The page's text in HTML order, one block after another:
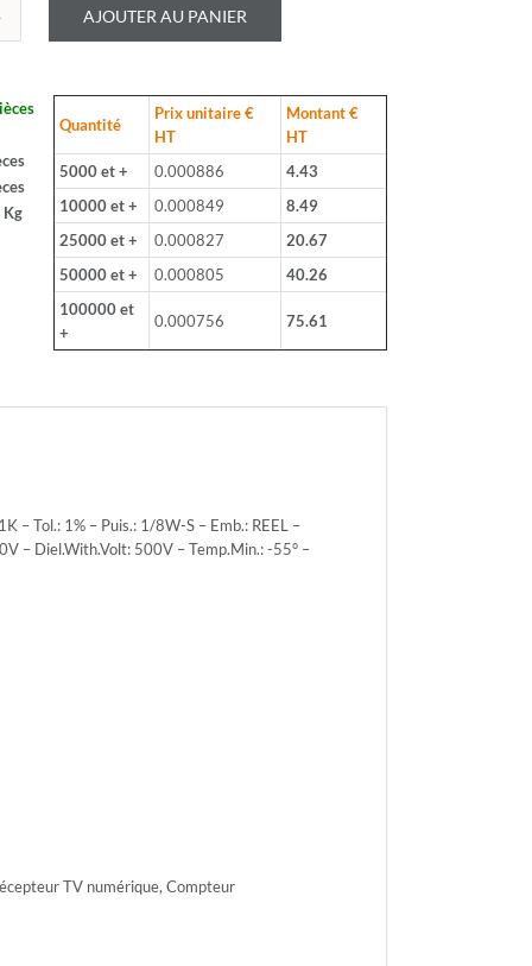
AJOUTER AU PANIER
Quantité
Prix unitaire €
HT
Montant €
HT
5000 et +
0.000886
4.43
10000 et +
0.000849
8.49
25000 et +
0.000827
20.67
50000 et +
0.000805
40.26
100000 et
+
0.000756 75.61
– Tol.: 1% – Puis.: 1/8W-S – Emb.: REEL –
– Diel.With.Volt: 500V – Temp.Min.: -55° –
TV numérique, Compteur